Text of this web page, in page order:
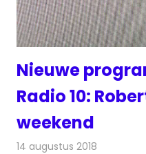
Nieuwe
Radio 10:
weekend
14 augustus 2018